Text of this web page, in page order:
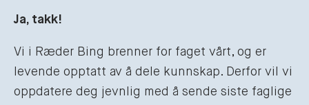
Ja, takk!
Vi i Ræder Bing brenner for faget vårt, og er
levende opptatt av å dele kunnskap. Derfor vil vi
oppdatere deg jevnlig med å sende siste faglige